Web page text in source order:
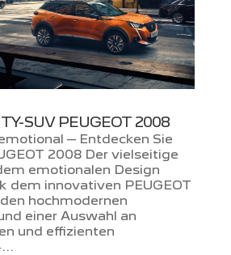
SUV PEUGEOT 2008
– Entdecken Sie
2008 Der vielseitige
emotionalen Design
dem innovativen PEUGEOT
hochmodernen
einer Auswahl an
und effizienten